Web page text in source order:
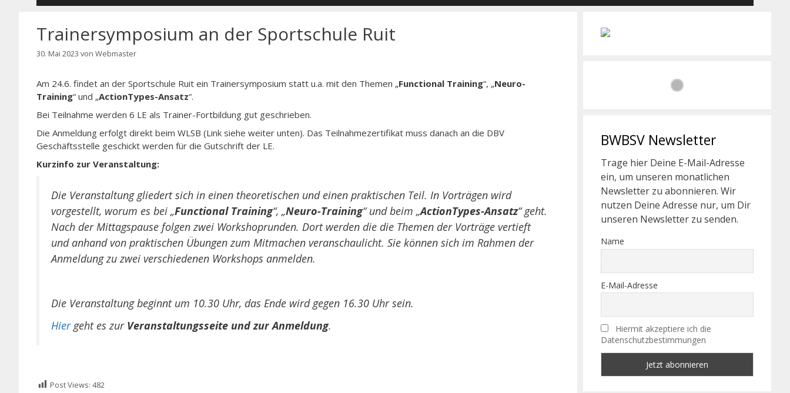
Trainersymposium an der Sportschule Ruit
30. Mai 2023 von Webmaster
Am 24.6. findet an der Sportschule Ruit ein Trainersymposium statt u.a. mit den Themen „Functional Training“, „Neuro-
Training“ und „ActionTypes-Ansatz“.
Bei Teilnahme werden 6 LE als Trainer-Fortbildung gut geschrieben.
Die Anmeldung erfolgt direkt beim WLSB (Link siehe weiter unten). Das Teilnahmezertifikat muss danach an die DBV
Geschäftsstelle geschickt werden für die Gutschrift der LE.
Kurzinfo zur Veranstaltung:
Die Veranstaltung gliedert sich in einen theoretischen und einen praktischen Teil. In Vorträgen wird
vorgestellt, worum es bei „Functional Training“, „Neuro-Training“ und beim „ActionTypes-Ansatz“ geht.
Nach der Mittagspause folgen zwei Workshoprunden. Dort werden die die Themen der Vorträge vertieft
und anhand von praktischen Übungen zum Mitmachen veranschaulicht. Sie können sich im Rahmen der
Anmeldung zu zwei verschiedenen Workshops anmelden.
Die Veranstaltung beginnt um 10.30 Uhr, das Ende wird gegen 16.30 Uhr sein.
Hiergeht es zur Veranstaltungsseite und zur Anmeldung.
Post Views: 482
BWBSV Newsletter
Trage hier Deine E-Mail-Adresse
ein, um unseren monatlichen
Newsletter zu abonnieren. Wir
nutzen Deine Adresse nur, um Dir
unseren Newsletter zu senden.
Name
E-Mail-Adresse
Hiermit akzeptiere ich die
Datenschutzbestimmungen